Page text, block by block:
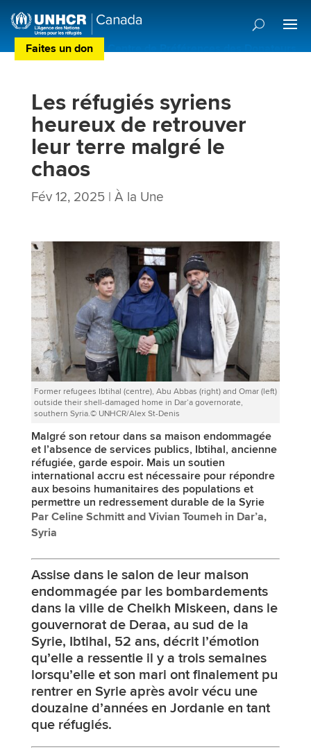
Faites un don Centre de Préférences des Donateurs
Les réfugiés syriens
heureux de retrouver
leur terre malgré le
chaos
Fév 12, 2025| À la Une
Former refugees Ibtihal (centre), Abu Abbas (right) and Omar (left)
outside their shell-damaged home in Dar’a governorate,
southern Syria.© UNHCR/Alex St-Denis
Malgré son retour dans sa maison endommagée
et l’absence de services publics, Ibtihal, ancienne
réfugiée, garde espoir. Mais un soutien
international accru est nécessaire pour répondre
aux besoins humanitaires des populations et
permettre un redressement durable de la Syrie
Par Celine Schmitt and Vivian Toumeh in Dar’a,
Syria
Assise dans le salon de leur maison
endommagée par les bombardements
dans la ville de Cheikh Miskeen, dans le
gouvernorat de Deraa, au sud de la
Syrie, Ibtihal, 52 ans, décrit l’émotion
qu’elle a ressentie il y a trois semaines
lorsqu’elle et son mari ont finalement pu
rentrer en Syrie après avoir vécu une
douzaine d’années en Jordanie en tant
que réfugiés.